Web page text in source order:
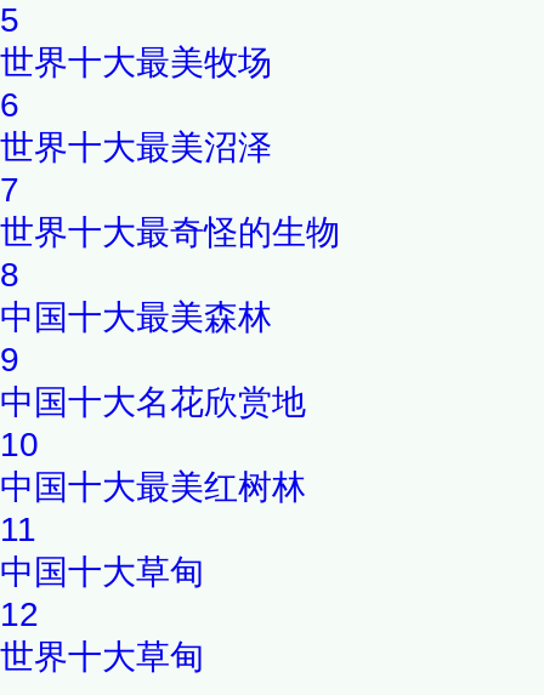
5
世界十大最美牧场
6
世界十大最美沼泽
7
世界十大最奇怪的生物
8
中国十大最美森林
9
中国十大名花欣赏地
10
中国十大最美红树林
11
中国十大草甸
12
世界十大草甸